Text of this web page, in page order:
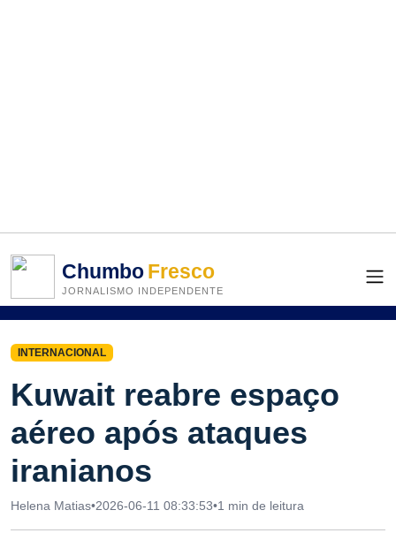
ChumboFresco
JORNALISMO INDEPENDENTE
INTERNACIONAL
Kuwait reabre espaço
aéreo após ataques
iranianos
Helena Matias•2026-06-11 08:33:53•1 min de leitura